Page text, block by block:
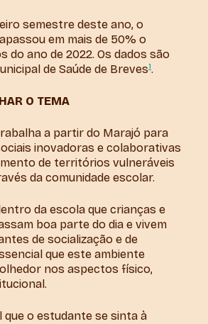
semestre deste ano, o
em mais de 50% o
do ano de 2022. Os dados são
de Saúde de Breves1.
O TEMA
a partir do Marajó para
inovadoras e colaborativas
de territórios vulneráveis
da comunidade escolar.
da escola que crianças e
boa parte do dia e vivem
de socialização e de
que este ambiente
nos aspectos físico,
que o estudante se sinta à